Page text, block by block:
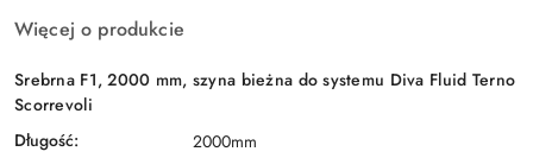
Więcej o produkcie
Srebrna F1, 2000 mm, szyna bieżna do systemu Diva Fluid Terno
Scorrevoli
Długość:
2000mm